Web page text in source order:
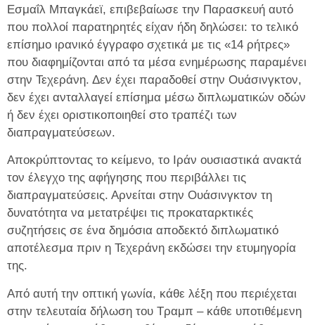
Εσμαΐλ Μπαγκάεϊ, επιβεβαίωσε την Παρασκευή αυτό
που πολλοί παρατηρητές είχαν ήδη δηλώσει: το τελικό
επίσημο ιρανικό έγγραφο σχετικά με τις «14 ρήτρες»
που διαφημίζονται από τα μέσα ενημέρωσης παραμένει
στην Τεχεράνη. Δεν έχει παραδοθεί στην Ουάσινγκτον,
δεν έχει ανταλλαγεί επίσημα μέσω διπλωματικών οδών
ή δεν έχει οριστικοποιηθεί στο τραπέζι των
διαπραγματεύσεων.
Αποκρύπτοντας το κείμενο, το Ιράν ουσιαστικά ανακτά
τον έλεγχο της αφήγησης που περιβάλλει τις
διαπραγματεύσεις. Αρνείται στην Ουάσινγκτον τη
δυνατότητα να μετατρέψει τις προκαταρκτικές
συζητήσεις σε ένα δημόσια αποδεκτό διπλωματικό
αποτέλεσμα πριν η Τεχεράνη εκδώσει την ετυμηγορία
της.
Από αυτή την οπτική γωνία, κάθε λέξη που περιέχεται
στην τελευταία δήλωση του Τραμπ – κάθε υποτιθέμενη